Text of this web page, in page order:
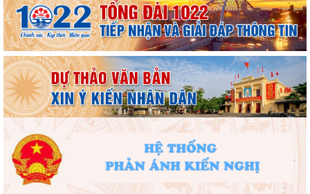
Phường Hồng Bàng tổng kết và trao giải Cuộc thi chính luận về bảo vệ
nền tảng tư tưởng của Đảng năm...
PHƯỜNG HỒNG BÀNG NÂNG CAO CHẤT LƯỢNG SINH HOẠT CHI BỘ TỪ
CƠ SỞ
Trường Tiểu học Đinh Tiên Hoàng (phường Hồng Bàng) tăng kiến thức,
kỹ năng phòng chống đuối nước...
Phường Hồng Bàng tập huấn kiến thức về an toàn thực phẩm cho các